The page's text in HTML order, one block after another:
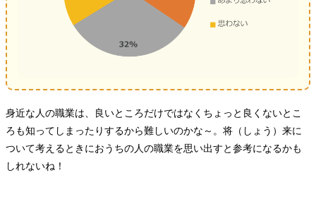
身近な人の職業は、良いところだけではなくちょっと良くないとこ
ろも知ってしまったりするから難しいのかな～。将（しょう）来に
ついて考えるときにおうちの人の職業を思い出すと参考になるかも
しれないね！